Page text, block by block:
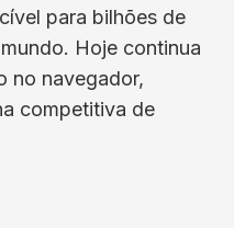
para bilhões de
Hoje continua
no navegador,
competitiva de